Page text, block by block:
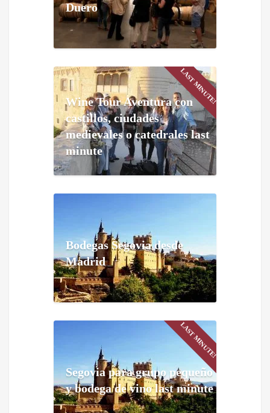
Duero
LAST MINUTE!
Wine Tour Aventura con
castillos, ciudades
medievales o catedrales last
minute
Bodegas Segovia desde
Madrid
LAST MINUTE!
Segovia para grupo pequeño
y bodega de vino last minute